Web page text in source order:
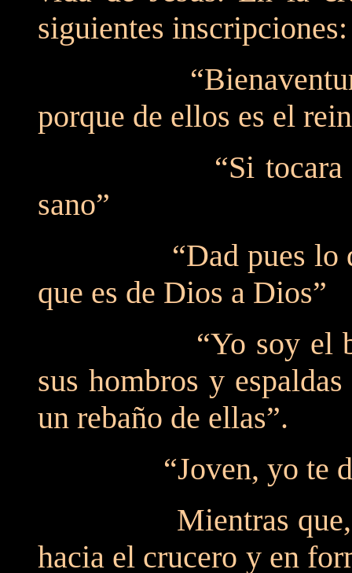
siguientes inscripciones:
porque de ellos es el
“Si tocara
sano”
“Dad pues lo que
que es de Dios a Dios”
“Yo soy el buen
sus hombros y
un rebaño de ellas”.
“Joven, yo te
Mientras que, en
hacia el crucero y en